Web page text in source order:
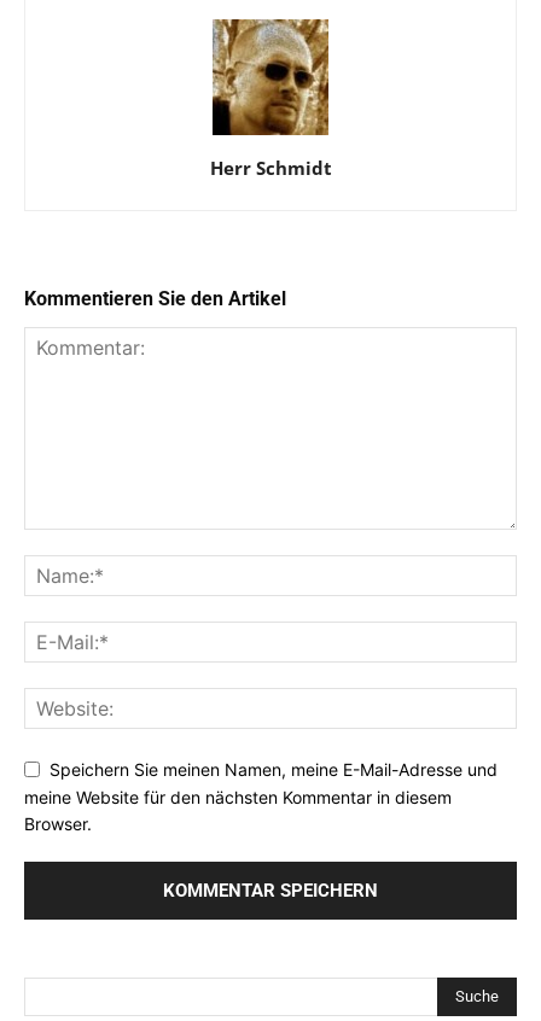
Herr Schmidt
Kommentieren Sie den Artikel
Speichern Sie meinen Namen, meine E-Mail-Adresse und
meine Website für den nächsten Kommentar in diesem
Browser.